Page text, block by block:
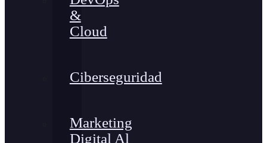
&
Cloud
Ciberseguridad
Marketing
Digital Al